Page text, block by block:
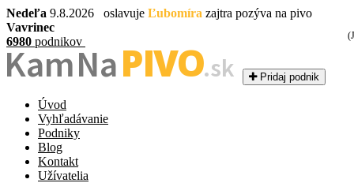
Nedeľa 9.8.2026 oslavuje Ľubomíra zajtra pozýva na pivo
Vavrinec
6980 podnikov
Kam NaPIVO.sk Pridaj podnik
Úvod
Vyhľadávanie
Podniky
Blog
Kontakt
Užívatelia